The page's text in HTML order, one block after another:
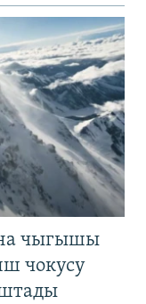
чыгышы
чокусу